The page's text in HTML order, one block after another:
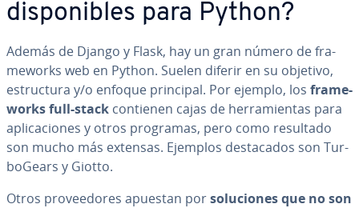
di­s­po­ni­bles para Python?
Además de Django y Flask, hay un gran número de fra­
me­wo­r­ks web en Python. Suelen diferir en su objetivo,
es­tru­c­tu­ra y/o enfoque principal. Por ejemplo, los fra­me­
wo­r­ks full-stack contienen cajas de he­rra­mie­n­tas para
apli­ca­cio­nes y otros programas, pero como resultado
son mucho más extensas. Ejemplos de­s­ta­ca­dos son Tu­r­
bo­Gea­rs y Giotto.
Otros pro­vee­do­res apuestan porso­lu­cio­nes que no son